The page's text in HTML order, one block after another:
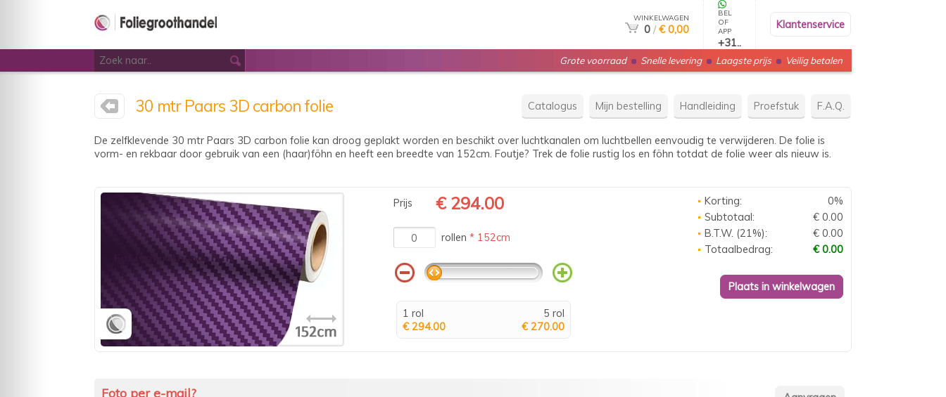
WINKELWAGEN
0 / € 0,00
BEL
OF
APP
+31..
Klantenservice
Grote voorraad Snelle levering Laagste prijs Veilig betalen
Catalogus Mijn bestelling Handleiding Proefstuk F.A.Q.
30 mtr Paars 3D carbon folie
De zelfklevende 30 mtr Paars 3D carbon folie kan droog geplakt worden en beschikt over luchtkanalen om luchtbellen eenvoudig te verwijderen. De folie is
vorm- en rekbaar door gebruik van een (haar)föhn en heeft een breedte van 152cm. Foutje? Trek de folie rustig los en föhn totdat de folie weer als nieuw is.
Prijs € 294.00
rollen * 152cm
1 rol
€ 294.00
5 rol
€ 270.00
Korting:
0%
Subtotaal:
€ 0.00
B.T.W. (21%):
€ 0.00
Totaalbedrag:
€ 0.00
Foto per e-mail?